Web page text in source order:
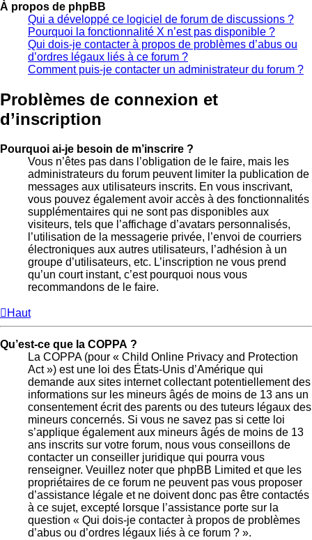
À propos de phpBB
Qui a développé ce logiciel de forum de discussions ?
Pourquoi la fonctionnalité X n’est pas disponible ?
Qui dois-je contacter à propos de problèmes d’abus ou
d’ordres légaux liés à ce forum ?
Comment puis-je contacter un administrateur du forum ?
Problèmes de connexion et
d’inscription
Pourquoi ai-je besoin de m’inscrire ?
Vous n’êtes pas dans l’obligation de le faire, mais les
administrateurs du forum peuvent limiter la publication de
messages aux utilisateurs inscrits. En vous inscrivant,
vous pouvez également avoir accès à des fonctionnalités
supplémentaires qui ne sont pas disponibles aux
visiteurs, tels que l’affichage d’avatars personnalisés,
l’utilisation de la messagerie privée, l’envoi de courriers
électroniques aux autres utilisateurs, l’adhésion à un
groupe d’utilisateurs, etc. L’inscription ne vous prend
qu’un court instant, c’est pourquoi nous vous
recommandons de le faire.
Haut
Qu’est-ce que la COPPA ?
La COPPA (pour « Child Online Privacy and Protection
Act ») est une loi des États-Unis d’Amérique qui
demande aux sites internet collectant potentiellement des
informations sur les mineurs âgés de moins de 13 ans un
consentement écrit des parents ou des tuteurs légaux des
mineurs concernés. Si vous ne savez pas si cette loi
s’applique également aux mineurs âgés de moins de 13
ans inscrits sur votre forum, nous vous conseillons de
contacter un conseiller juridique qui pourra vous
renseigner. Veuillez noter que phpBB Limited et que les
propriétaires de ce forum ne peuvent pas vous proposer
d’assistance légale et ne doivent donc pas être contactés
à ce sujet, excepté lorsque l’assistance porte sur la
question « Qui dois-je contacter à propos de problèmes
d’abus ou d’ordres légaux liés à ce forum ? ».